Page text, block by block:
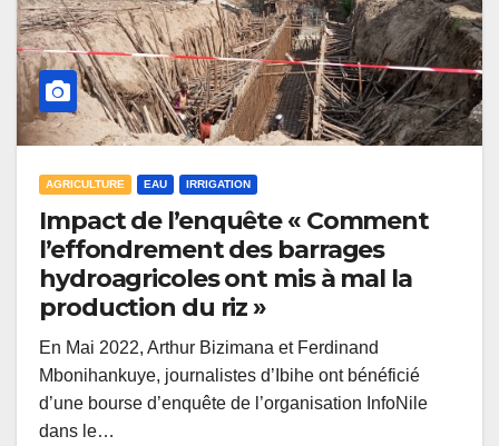
AGRICULTURE EAU IRRIGATION
Impact de l’enquête « Comment
l’effondrement des barrages
hydroagricoles ont mis à mal la
production du riz »
En Mai 2022, Arthur Bizimana et Ferdinand
Mbonihankuye, journalistes d’Ibihe ont bénéficié
d’une bourse d’enquête de l’organisation InfoNile
dans le…